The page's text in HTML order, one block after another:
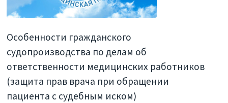
Особенности гражданского
судопроизводства по делам об
ответственности медицинских работников
(защита прав врача при обращении
пациента с судебным иском)